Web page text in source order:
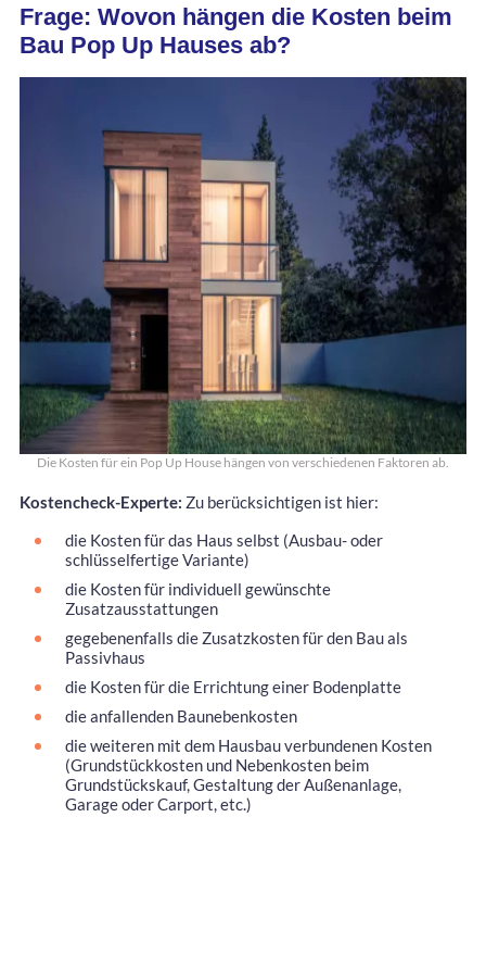
Frage: Wovon hängen die Kosten beim
Bau Pop Up Hauses ab?
Die Kosten für ein Pop Up House hängen von verschiedenen Faktoren ab.
Kostencheck-Experte: Zu berücksichtigen ist hier:
die Kosten für das Haus selbst (Ausbau- oder
schlüsselfertige Variante)
die Kosten für individuell gewünschte
Zusatzausstattungen
gegebenenfalls die Zusatzkosten für den Bau als
Passivhaus
die Kosten für die Errichtung einer Bodenplatte
die anfallenden Baunebenkosten
die weiteren mit dem Hausbau verbundenen Kosten
(Grundstückkosten und Nebenkosten beim
Grundstückskauf, Gestaltung der Außenanlage,
Garage oder Carport, etc.)